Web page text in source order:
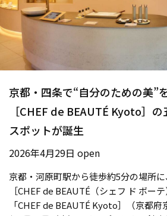
京都・四条で“自分のための美”
［CHEF de BEAUTÉ Kyoto］
スポットが誕生
2026年4月29日 open
京都・河原町駅から徒歩約5分の場所
［CHEF de BEAUTÉ（シェフ ド ボー
「CHEF de BEAUTÉ Kyoto］（京都